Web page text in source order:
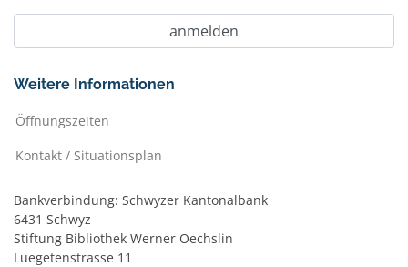
Weitere Informationen
Öffnungszeiten
Kontakt / Situationsplan
Bankverbindung: Schwyzer Kantonalbank
6431 Schwyz
Stiftung Bibliothek Werner Oechslin
Luegetenstrasse 11